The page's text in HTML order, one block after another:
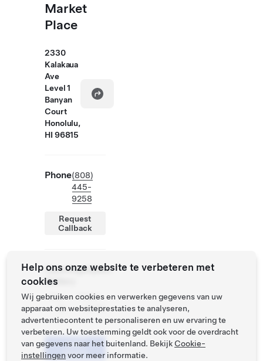
Market
Place
2330
Kalakaua
Ave
Level 1
Banyan
Court
Honolulu,
HI 96815
Phone(808)
445-
9258
Request
Callback
Openingstijden
Gallery
Ma -
Zo
10:00 -
21:00
Vraag
een
testrit
Help ons onze website te verbeteren met
cookies
Wij gebruiken cookies en verwerken gegevens van uw
apparaat om websiteprestaties te analyseren,
advertentiecontent te personaliseren en uw ervaring te
verbeteren. Uw toestemming geldt ook voor de overdracht
van gegevens naar het buitenland. Bekijk Cookie-
instellingen voor meer informatie.